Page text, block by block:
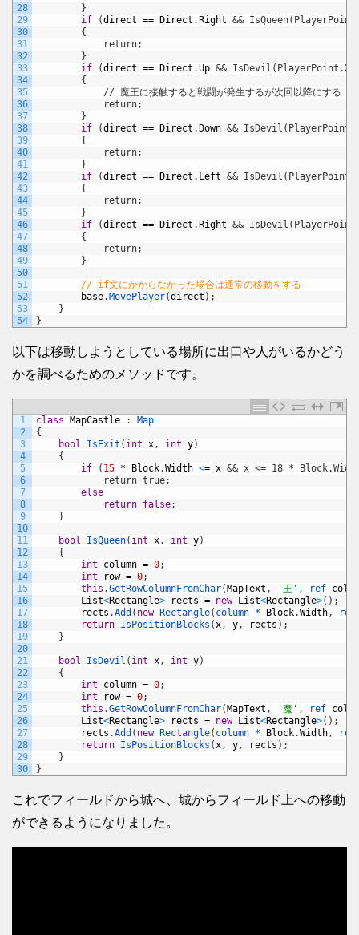
28
29
30
31
32
33
34
35
36
37
38
39
40
41
42
43
44
45
46
47
48
49
50
51
52
53
54
}
if
(direct == Direct . Right &&
{
return;
}
if
(direct == Direct .Up &&
{
// 魔王に接触すると戦闘が発生するが次回以降にする
return;
}
if
(direct == Direct . Down &&
{
return;
}
if
(direct == Direct . Left &&
{
return;
}
if
(direct == Direct . Right &&
{
return;
}
// if文にかからなかった場合は通常の移動をする
base. MovePlayer(direct ) ;
}
}
以下は移動しようとしている場所に出口や人がいるかどう
かを調べるためのメソッドです。
1
2
3
4
5
6
7
8
9
10
11
12
13
14
15
16
17
18
19
20
21
22
23
24
25
26
27
28
29
30
class MapCastle :
Map
{
bool
IsExit ( int x, int y)
{
if
( 15 * Block.Width <= x && x <= 18 *
return true;
else
return false;
}
bool IsQueen( int x, int y)
{
int
column = 0;
int
row = 0;
this .GetRowColumnFromChar( MapText , '王' , ref
List<Rectangle> rects = new List<Rectangle>( ) ;
rects .Add ( new Rectangle( column * Block.Width,
return IsPositionBlocks (x, y, rects ) ;
}
bool IsDevil ( int x, int y)
{
int
column = 0;
int
row = 0;
this .GetRowColumnFromChar( MapText , '魔' , ref
List<Rectangle> rects = new List<Rectangle>( ) ;
rects .Add ( new Rectangle( column * Block.Width,
return IsPositionBlocks (x, y, rects ) ;
}
}
これでフィールドから城へ、城からフィールド上への移動
ができるようになりました。